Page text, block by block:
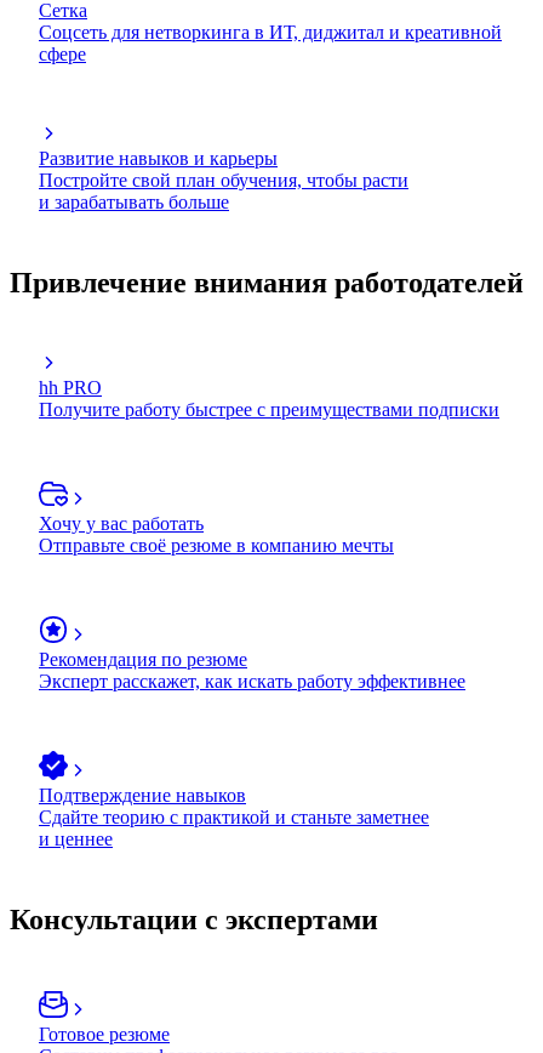
Сетка
Соцсеть для нетворкинга в ИТ, диджитал и креативной
сфере
Развитие навыков и карьеры
Постройте свой план обучения, чтобы расти
и зарабатывать больше
Привлечение внимания работодателей
hh PRO
Получите работу быстрее с преимуществами подписки
Хочу у вас работать
Отправьте своё резюме в компанию мечты
Рекомендация по резюме
Эксперт расскажет, как искать работу эффективнее
Подтверждение навыков
Сдайте теорию с практикой и станьте заметнее
и ценнее
Консультации с экспертами
Готовое резюме